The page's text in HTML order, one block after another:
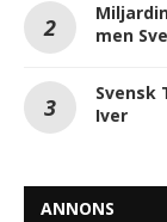
men
Svensk
Iver
ANNONS